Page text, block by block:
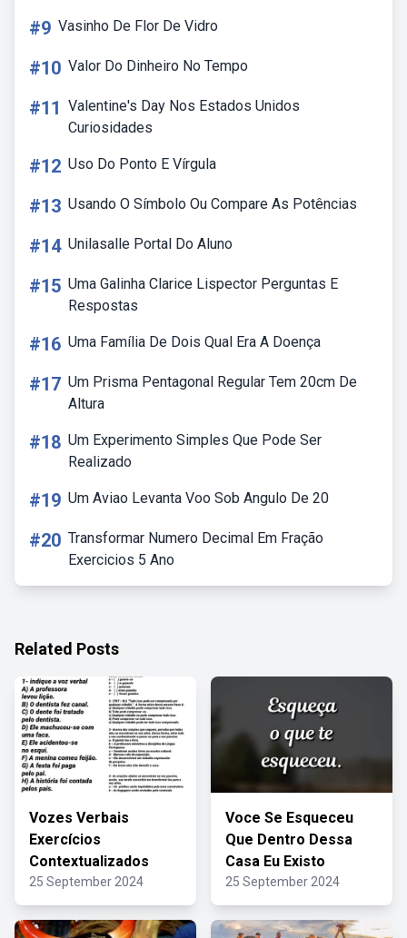
#9 Vasinho De Flor De Vidro
#10 Valor Do Dinheiro No Tempo
#11 Valentine's Day Nos Estados Unidos
Curiosidades
#12 Uso Do Ponto E Vírgula
#13 Usando O Símbolo Ou Compare As Potências
#14 Unilasalle Portal Do Aluno
#15 Uma Galinha Clarice Lispector Perguntas E
Respostas
#16 Uma Família De Dois Qual Era A Doença
#17 Um Prisma Pentagonal Regular Tem 20cm De
Altura
#18 Um Experimento Simples Que Pode Ser
Realizado
#19 Um Aviao Levanta Voo Sob Angulo De 20
#20 Transformar Numero Decimal Em Fração
Exercicios 5 Ano
Related Posts
Vozes Verbais
Exercícios
Contextualizados
25 September 2024
Voce Se Esqueceu
Que Dentro Dessa
Casa Eu Existo
25 September 2024